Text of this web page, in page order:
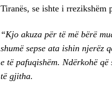
Tiranës, se ishte i
“Kjo akuza për të më bërë
shumë sepse ata ishin njerëz
e të pafuqishëm. Ndërkohë
të gjitha.